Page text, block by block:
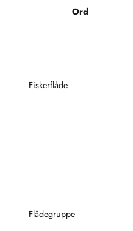
Ord
Fiskerflåde
Flådegruppe